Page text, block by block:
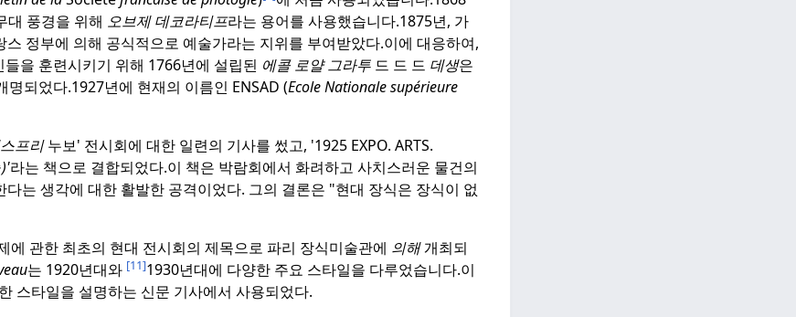
대 풍경을 위해 오브제 데코라티프라는 용어를 사용했습니다.1875년, 가
정부에 의해 공식적으로 예술가라는 지위를 부여받았다.이에 대응하여,
을 훈련시키기 위해 1766년에 설립된 에콜 로얄 그라투 드 드 드 데생은
명되었다.1927년에 현재의 이름인 ENSAD (Ecole Nationale supérieure
프리누보' 전시회에 대한 일련의 기사를 썼고, '1925 EXPO. ARTS.
)'라는 책으로 결합되었다.이 책은 박람회에서 화려하고 사치스러운 물건의
는 생각에 대한 활발한 공격이었다. 그의 결론은 "현대 장식은 장식이 없
에 관한 최초의 현대 전시회의 제목으로 파리 장식미술관에 의해개최되
는 1920년대와 [11]1930년대에 다양한 주요 스타일을 다루었습니다.이
스타일을 설명하는 신문 기사에서 사용되었다.